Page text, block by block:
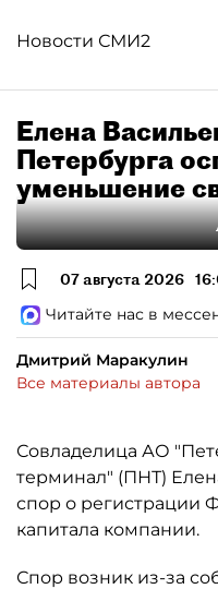
Новости СМИ2
Елена
Петербурга
уменьшение
07 августа 2026
Читайте нас в
Дмитрий Маракулин
Все материалы автора
Совладелица АО
терминал" (ПНТ)
спор о регистрации
капитала компании.
Спор возник из-за